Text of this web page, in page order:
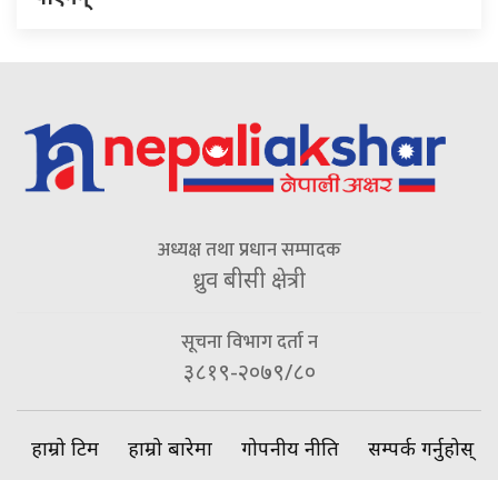
अध्यक्ष तथा प्रधान सम्पादक
ध्रुव बीसी क्षेत्री
सूचना विभाग दर्ता न
३८१९-२०७९/८०
हाम्रो टिम हाम्रो बारेमा गोपनीय नीति सम्पर्क गर्नुहोस्